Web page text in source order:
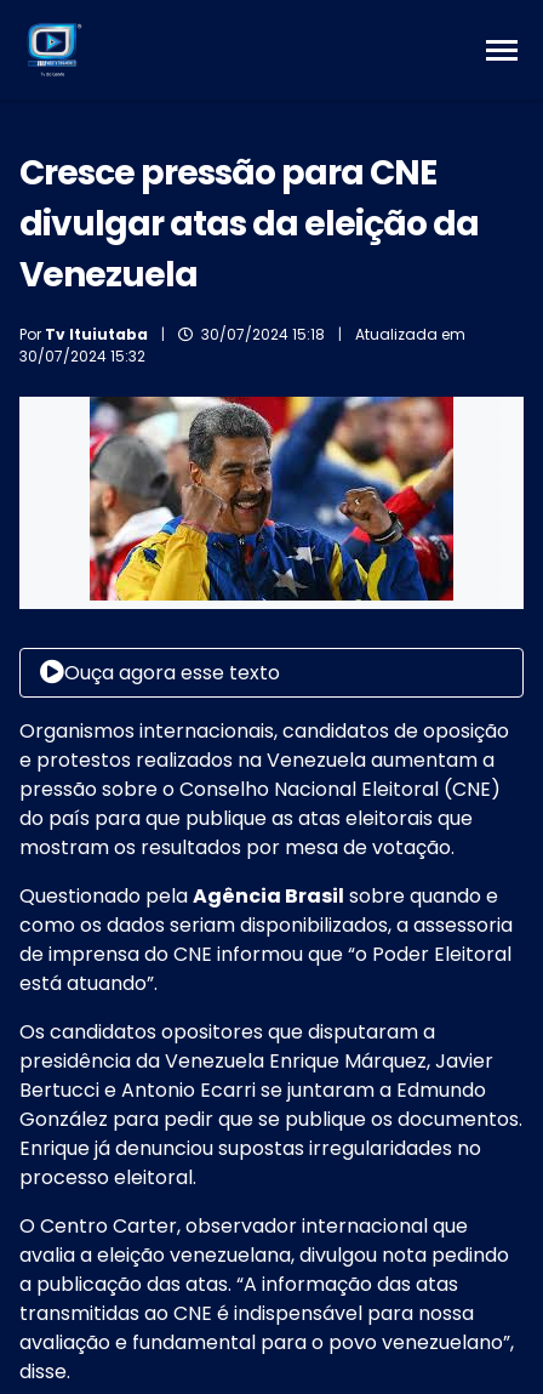
Cresce pressão para CNE
divulgar atas da eleição da
Venezuela
Por Tv Ituiutaba | 30/07/2024 15:18 |
Atualizada em
30/07/2024 15:32
Ouça agora esse texto
Organismos internacionais, candidatos de oposição
e protestos realizados na Venezuela aumentam a
pressão sobre o Conselho Nacional Eleitoral (CNE)
do país para que publique as atas eleitorais que
mostram os resultados por mesa de votação.
Questionado pelaAgência Brasil sobre quando e
como os dados seriam disponibilizados, a assessoria
de imprensa do CNE informou que“o Poder Eleitoral
está atuando”.
Os candidatos opositores que disputaram a
presidência da Venezuela Enrique Márquez, Javier
Bertucci e Antonio Ecarri se juntaram a Edmundo
González para pedir que se publique os documentos.
Enrique já denunciou supostas irregularidades no
processo eleitoral.
O Centro Carter, observador internacional que
avalia a eleição venezuelana, divulgou nota pedindo
a publicação das atas. “A informação das atas
transmitidas ao CNE é indispensável para nossa
avaliação e fundamental para o povo venezuelano”,
disse.